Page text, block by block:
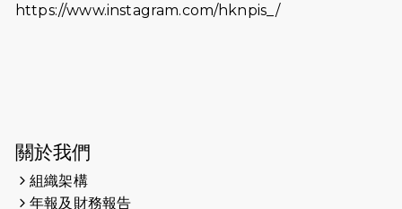
2026-06-11
猛龍長跑隊恆常練習 - 6月11日（19:00
2026-05-22
https://www.instagram.com/hknpis_/
關於我們
組織架構
年報及財務報告